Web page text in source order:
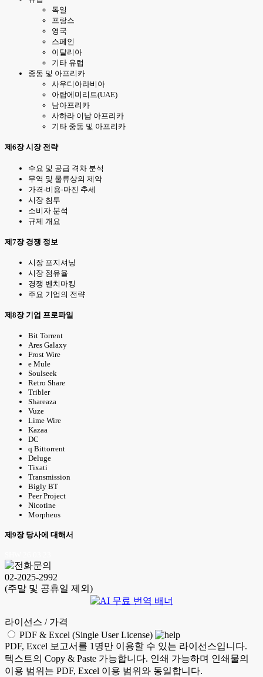
독일
프랑스
영국
스페인
이탈리아
기타 유럽
중동 및 아프리카
사우디아라비아
아랍에미리트(UAE)
남아프리카
사하라 이남 아프리카
기타 중동 및 아프리카
제6장 시장 전략
수요 및 공급 격차 분석
무역 및 물류상의 제약
가격-비용-마진 추세
시장 침투
소비자 분석
규제 개요
제7장 경쟁 정보
시장 포지셔닝
시장 점유율
경쟁 벤치마킹
주요 기업의 전략
제8장 기업 프로파일
Bit Torrent
Ares Galaxy
Frost Wire
e Mule
Soulseek
Retro Share
Tribler
Shareaza
Vuze
Lime Wire
Kazaa
DC
q Bittorrent
Deluge
Tixati
Transmission
Bigly BT
Peer Project
Nicotine
Morpheus
제9장 당사에 대해서
02-2025-2992
(주말 및 공휴일 제외)
라이선스 / 가격
PDF & Excel (Single User License)
PDF, Excel 보고서를 1명만 이용할 수 있는 라이선스입니다.
텍스트의 Copy & Paste 가능합니다. 인쇄 가능하며 인쇄물의
이용 범위는 PDF, Excel 이용 범위와 동일합니다.